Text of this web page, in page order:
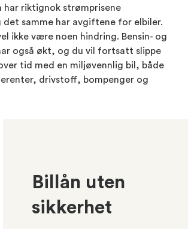
har riktignok strømprisene
det samme har avgiftene for elbiler.
ikke være noen hindring. Bensin- og
også økt, og du vil fortsatt slippe
tid med en miljøvennlig bil, både
drivstoff, bompenger og
Billån uten
sikkerhet